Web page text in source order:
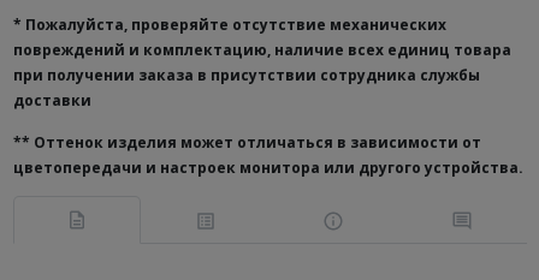
* Пожалуйста, проверяйте отсутствие механических
повреждений и комплектацию, наличие всех единиц товара
при получении заказа в присутствии сотрудника службы
доставки
** Оттенок изделия может отличаться в зависимости от
цветопередачи и настроек монитора или другого устройства.